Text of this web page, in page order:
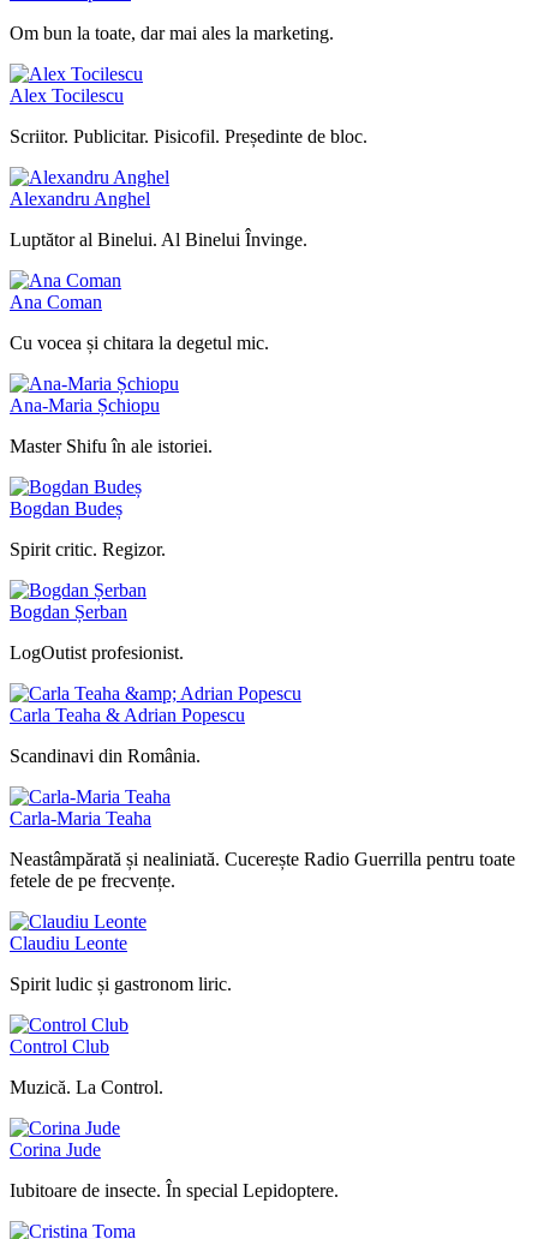
Om bun la toate, dar mai ales la marketing.
Alex Tocilescu
Scriitor. Publicitar. Pisicofil. Președinte de bloc.
Alexandru Anghel
Luptător al Binelui. Al Binelui Învinge.
Ana Coman
Cu vocea și chitara la degetul mic.
Ana-Maria Șchiopu
Master Shifu în ale istoriei.
Bogdan Budeș
Spirit critic. Regizor.
Bogdan Șerban
LogOutist profesionist.
Carla Teaha & Adrian Popescu
Scandinavi din România.
Carla-Maria Teaha
Neastâmpărată și nealiniată. Cucerește Radio Guerrilla pentru toate
fetele de pe frecvențe.
Claudiu Leonte
Spirit ludic și gastronom liric.
Control Club
Muzică. La Control.
Corina Jude
Iubitoare de insecte. În special Lepidoptere.